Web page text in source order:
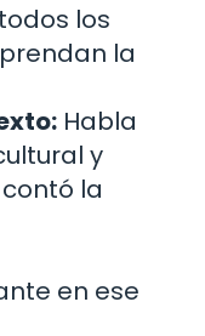
los
la
Habla
y
la
en ese